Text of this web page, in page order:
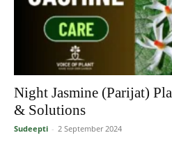
Night Jasmine (Parijat)
& Solutions
Sudeepti - 2 September 2024